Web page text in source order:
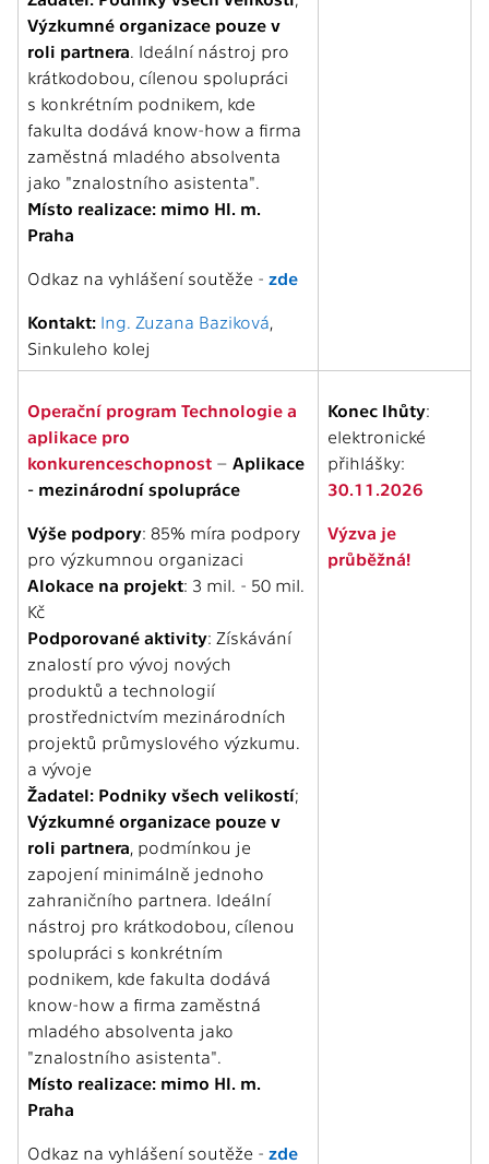
Výzkumné organizace pouze v
roli partnera. Ideální nástroj pro
krátkodobou, cílenou spolupráci
s konkrétním podnikem, kde
fakulta dodává know-how a firma
zaměstná mladého absolventa
jako "znalostního asistenta".
Místo realizace: mimo Hl. m.
Praha
Odkaz na vyhlášení soutěže - zde
Kontakt: Ing. Zuzana Baziková,
Sinkuleho kolej
Operační program Technologie a
aplikace pro
konkurenceschopnost – Aplikace
- mezinárodní spolupráce
Výše podpory: 85% míra podpory
pro výzkumnou organizaci
Alokace na projekt: 3 mil. - 50 mil.
Kč
Podporované aktivity: Získávání
znalostí pro vývoj nových
produktů a technologií
prostřednictvím mezinárodních
projektů průmyslového výzkumu.
a vývoje
Žadatel: Podniky všech velikostí;
Výzkumné organizace pouze v
roli partnera, podmínkou je
zapojení minimálně jednoho
zahraničního partnera. Ideální
nástroj pro krátkodobou, cílenou
spolupráci s konkrétním
podnikem, kde fakulta dodává
know-how a firma zaměstná
mladého absolventa jako
"znalostního asistenta".
Místo realizace: mimo Hl. m.
Praha
Odkaz na vyhlášení soutěže - zde
Konec lhůty:
elektronické
přihlášky:
30.11.2026
Výzva je
průběžná!